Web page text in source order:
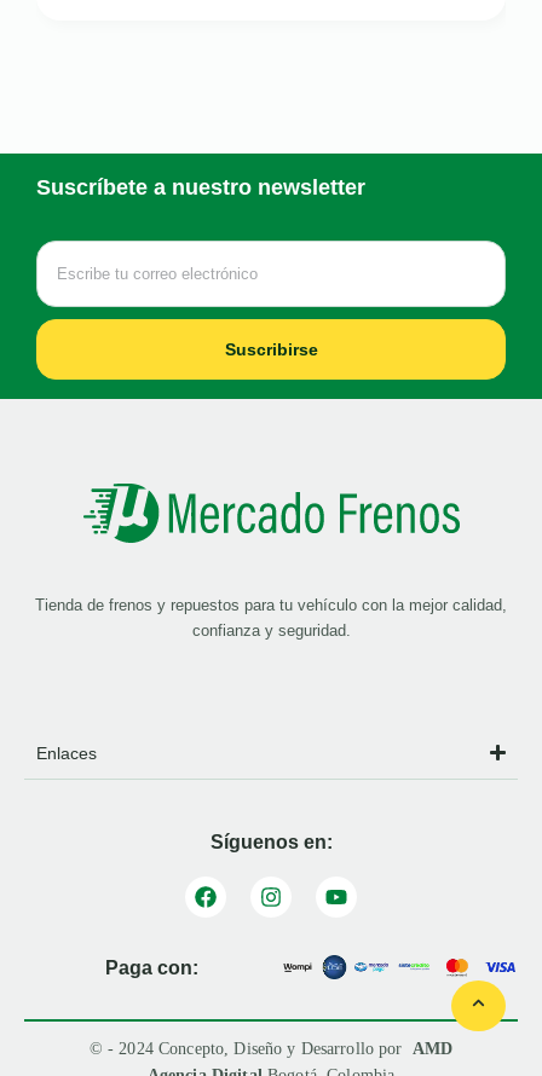
Suscríbete a nuestro newsletter
Suscribirse
Tienda de frenos y repuestos para tu vehículo con la mejor calidad,
confianza y seguridad.
Enlaces
Síguenos en:
Paga con:
© - 2024 Concepto, Diseño y Desarrollo por AMD